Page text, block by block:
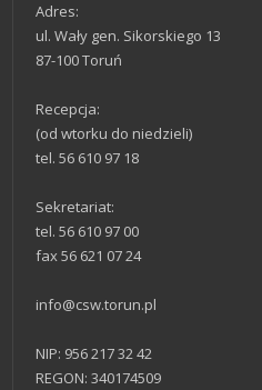
Adres:
ul. Wały gen. Sikorskiego 13
87-100 Toruń
Recepcja:
(od wtorku do niedzieli)
tel. 56 610 97 18
Sekretariat:
tel. 56 610 97 00
fax 56 621 07 24
info@csw.torun.pl
NIP: 956 217 32 42
REGON: 340174509